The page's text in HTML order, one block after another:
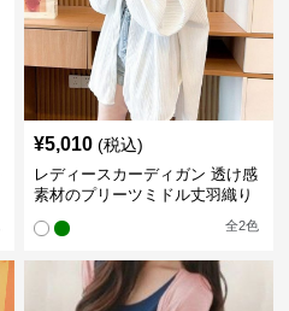
¥5,010 (税込)
レディースカーディガン 透け感
素材のプリーツミドル丈羽織り
全2色